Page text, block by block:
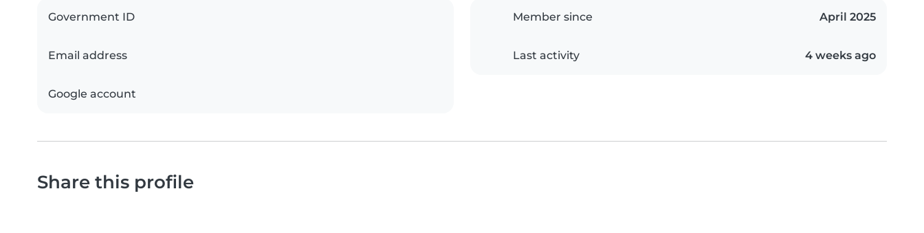
Government ID
Email address
Google account
Member since April 2025
Last activity 4 weeks ago
Share this profile